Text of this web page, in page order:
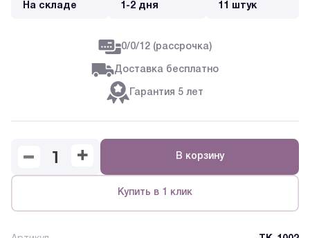
На складе
1-2 дня
11 штук
0/0/12 (рассрочка)
Доставка бесплатно
Гарантия 5 лет
В корзину
Купить в 1 клик